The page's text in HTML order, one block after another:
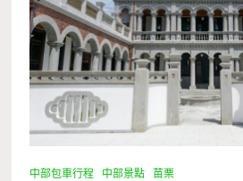
中部包車行程 中部景點 苗栗